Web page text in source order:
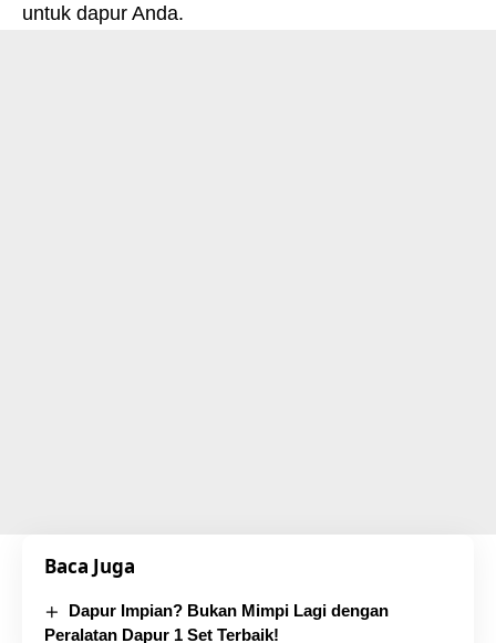
untuk dapur Anda.
Baca Juga
Dapur Impian? Bukan Mimpi Lagi dengan
Peralatan Dapur 1 Set Terbaik!